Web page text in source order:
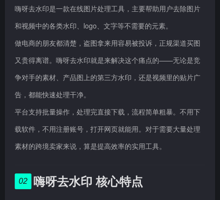
嗨呀去水印是一款在线图片处理工具，主要帮助用户去除图片
和视频中的各类水印、logo、文字等不需要的元素。
做电商的朋友都清楚，盗图拿来用容易被投诉，正规渠道买图
又贵得离谱。嗨呀去水印就是来解决这个痛点的——无论是竞
争对手的素材、产品图上的第三方水印，还是视频里的贴片广
告，都能快速处理干净。
平台支持批量操作，处理完直接下载，流程简单粗暴。不用下
载软件，不用注册账号，打开网页就能用。对于需要大量处理
素材的跨境卖家来说，算是提高效率的实用工具。
02 嗨呀去水印 核心特点